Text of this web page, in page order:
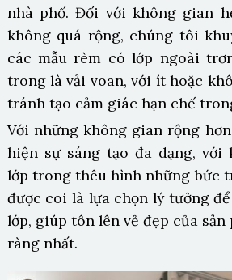
nhà phố. Đối với không gian
không quá rộng, chúng tôi
các mẫu rèm có lớp ngoài
trong là vải voan, với ít hoặc
tránh tạo cảm giác hạn chế
Với những không gian rộng
hiện sự sáng tạo đa dạng, với
lớp trong thêu hình những bức
được coi là lựa chọn lý tưởng
lớp, giúp tôn lên vẻ đẹp của
ràng nhất.